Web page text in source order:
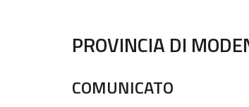
PROVINCIA DI
COMUNICATO